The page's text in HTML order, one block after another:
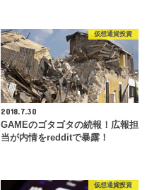
仮想通貨投資
2018.7.30
GAMEのゴタゴタの続報！広報担
当が内情をredditで暴露！
仮想通貨投資